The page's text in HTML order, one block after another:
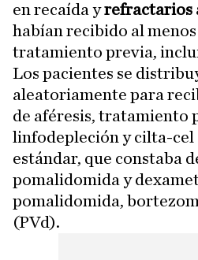
en recaída yrefractarios
habían recibido al
tratamiento previa,
Los pacientes se
aleatoriamente para
de aféresis, tratamiento
linfodepleción y cilta-
estándar, que constaba
pomalidomida y
pomalidomida,
(PVd).